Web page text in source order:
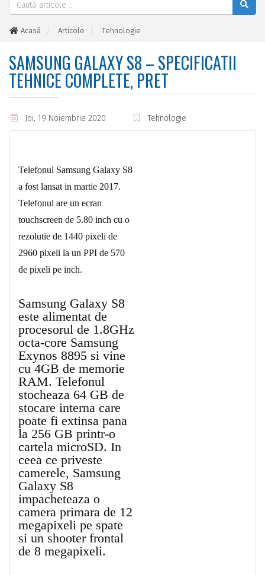
Acasă Articole
Tehnologie
SAMSUNG GALAXY S8 – SPECIFICATII
TEHNICE COMPLETE, PRET
Joi, 19 Noiembrie 2020 Tehnologie
Telefonul Samsung Galaxy S8
a fost lansat in martie 2017.
Telefonul are un ecran
touchscreen de 5.80 inch cu o
rezolutie de 1440 pixeli de
2960 pixeli la un PPI de 570
de pixeli pe inch.
Samsung Galaxy S8
este alimentat de
procesorul de 1.8GHz
octa-core Samsung
Exynos 8895 si vine
cu 4GB de memorie
RAM. Telefonul
stocheaza 64 GB de
stocare interna care
poate fi extinsa pana
la 256 GB printr-o
cartela microSD. In
ceea ce priveste
camerele, Samsung
Galaxy S8
impacheteaza o
camera primara de 12
megapixeli pe spate
si un shooter frontal
de 8 megapixeli.